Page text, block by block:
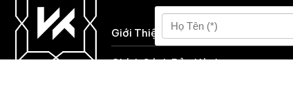
Giới Thiệu Về VIKA
Chính Sách Bảo Hành